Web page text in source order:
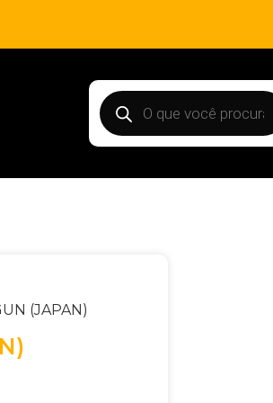
(JAPAN)